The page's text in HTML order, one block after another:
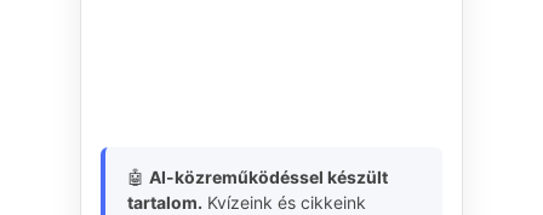
🤖 AI-közreműködéssel készült
tartalom. Kvízeink és cikkeink